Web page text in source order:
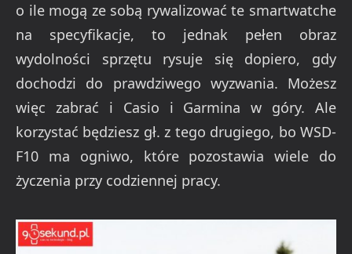
o ile mogą ze sobą rywalizować te smartwatche
na specyfikacje, to jednak pełen obraz
wydolności sprzętu rysuje się dopiero, gdy
dochodzi do prawdziwego wyzwania. Możesz
więc zabrać i Casio i Garmina w góry. Ale
korzystać będziesz gł. z tego drugiego, bo WSD-
F10 ma ogniwo, które pozostawia wiele do
życzenia przy codziennej pracy.